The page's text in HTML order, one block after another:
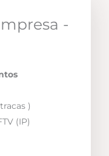
-
)
(IP)